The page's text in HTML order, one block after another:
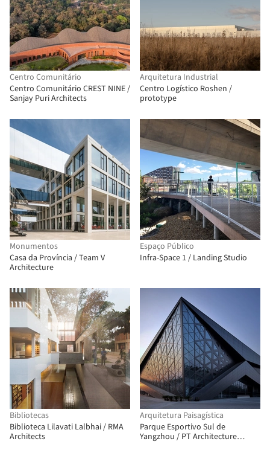
Centro Comunitário
Centro Comunitário CREST NINE /
Sanjay Puri Architects
Arquitetura Industrial
Centro Logístico Roshen /
prototype
Monumentos
Casa da Província / Team V
Architecture
Espaço Público
Infra-Space 1 / Landing Studio
Bibliotecas
Biblioteca Lilavati Lalbhai / RMA
Architects
Arquitetura Paisagística
Parque Esportivo Sul de
Yangzhou / PT Architecture